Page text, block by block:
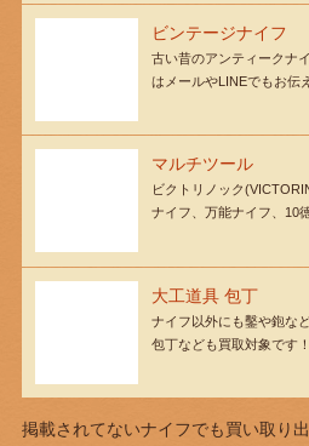
ビンテージナイフ
古い昔のアンティークナ
はメールやLINEでもお伝
マルチツール
ビクトリノック
ナイフ、万能ナイフ、10
大工道具 包丁
ナイフ以外にも鑿や鉋な
包丁なども買取対象です！
掲載されてないナイフでも買い取り